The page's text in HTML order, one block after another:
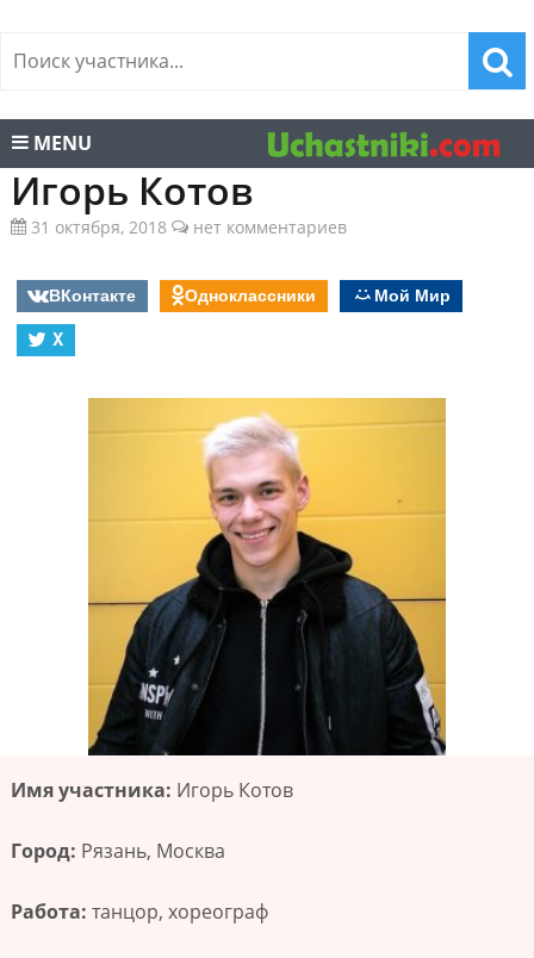
MENU
Игорь Котов
31 октября, 2018 нет комментариев
ВКонтакте Одноклассники
Мой Мир
X
Имя участника: Игорь Котов
Город: Рязань, Москва
Работа: танцор, хореограф